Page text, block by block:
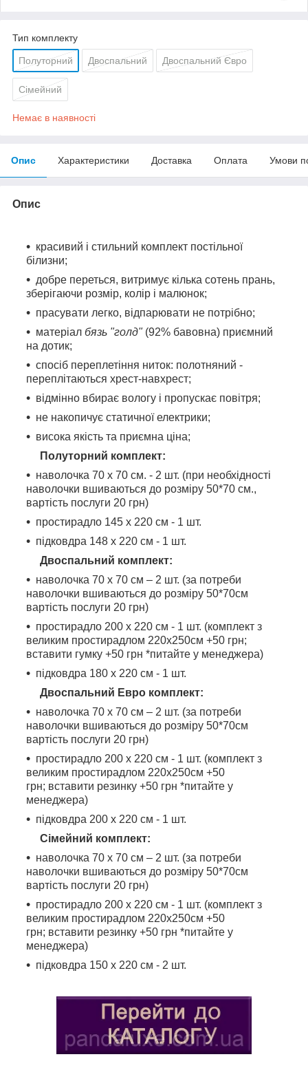
Тип комплекту
Полуторний Двоспальний Двоспальний Євро
Сімейний
Немає в наявності
Опис Характеристики Доставка Оплата Умови
Опис
красивий і стильний комплект постільної
білизни;
добре переться, витримує кілька сотень прань,
зберігаючи розмір, колір і малюнок;
прасувати легко, відпарювати не потрібно;
матеріал бязь "голд"(92% бавовна) приємний
на дотик;
спосіб переплетіння ниток: полотняний -
переплітаються хрест-навхрест;
відмінно вбирає вологу і пропускає повітря;
не накопичує статичної електрики;
висока якість та приємна ціна;
Полуторний комплект:
наволочка 70 х 70 см. - 2 шт. (при необхідності
наволочки вшиваються до розміру 50*70 см.,
вартість послуги 20 грн)
простирадло 145 х 220 см - 1 шт.
підковдра 148 х 220 см - 1 шт.
Двоспальний комплект:
наволочка 70 х 70 см – 2 шт. (за потреби
наволочки вшиваються до розміру 50*70см
вартість послуги 20 грн)
простирадло 200 х 220 см - 1 шт. (комплект з
великим простирадлом 220х250см +50 грн;
вставити гумку +50 грн *питайте у менеджера)
підковдра 180 х 220 см - 1 шт.
Двоспальний Евро комплект:
наволочка 70 х 70 см – 2 шт. (за потреби
наволочки вшиваються до розміру 50*70см
вартість послуги 20 грн)
простирадло 200 х 220 см - 1 шт. (комплект з
великим простирадлом 220х250см +50
грн; вставити резинку +50 грн *питайте у
менеджера)
підковдра 200 х 220 см - 1 шт.
Сімейний комплект:
наволочка 70 х 70 см – 2 шт. (за потреби
наволочки вшиваються до розміру 50*70см
вартість послуги 20 грн)
простирадло 200 х 220 см - 1 шт. (комплект з
великим простирадлом 220х250см +50
грн; вставити резинку +50 грн *питайте у
менеджера)
підковдра 150 х 220 см - 2 шт.